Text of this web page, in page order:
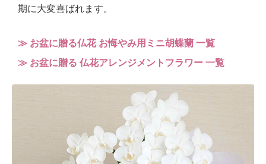
期に大変喜ばれます。
≫ お盆に贈る仏花 お悔やみ用ミニ胡蝶蘭 一覧
≫ お盆に贈る 仏花アレンジメントフラワー 一覧